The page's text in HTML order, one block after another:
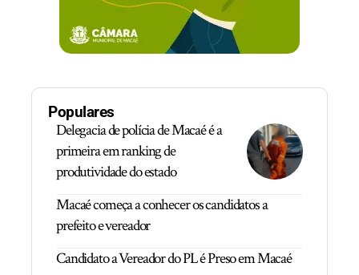
Populares
Delegacia de polícia de Macaé é a
primeira em ranking de
produtividade do estado
Macaé começa a conhecer os candidatos a
prefeito e vereador
Candidato a Vereador do PL é Preso em Macaé